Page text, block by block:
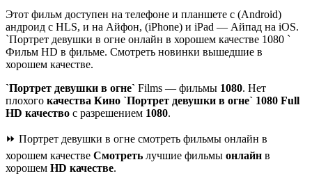
Этот фильм доступен на телефоне и планшете с (Android)
андроид с HLS, и на Айфон, (iPhone) и iPad — Айпад на iOS.
`Портрет девушки в огне онлайн в хорошем качестве 1080 `
Фильм HD в фильме. Смотреть новинки вышедшие в
хорошем качестве.
`Портрет девушки в огне` Films — фильмы 1080. Нет
плохого качества Кино `Портрет девушки в огне` 1080 Full
HD качество с разрешением 1080.
⏩ Портрет девушки в огне смотреть фильмы онлайн в
хорошем качестве Смотреть лучшие фильмы онлайн в
хорошем HD качестве.